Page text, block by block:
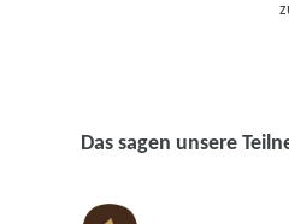
Das sagen unsere